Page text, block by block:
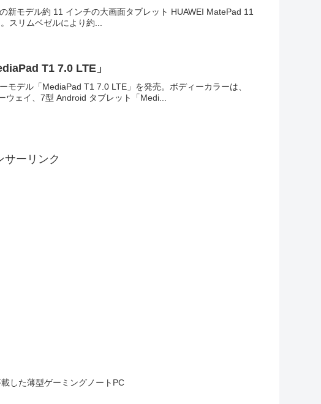
モデル約 11 インチの大画面タブレット HUAWEI MatePad 11
スリムベゼルにより約...
T1 7.0 LTE」
デル「MediaPad T1 7.0 LTE」を発売。ボディーカラーは、
ェイ、7型 Android タブレット「Medi...
サーリンク
した薄型ゲーミングノートPC